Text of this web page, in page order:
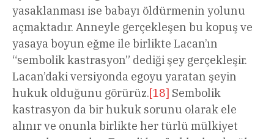
yasaklanması ise babayı öldürmenin yolunu
açmaktadır. Anneyle gerçekleşen bu kopuş ve
yasaya boyun eğme ile birlikte Lacan’ın
“sembolik kastrasyon” dediği şey gerçekleşir.
Lacan’daki versiyonda egoyu yaratan şeyin
hukuk olduğunu görürüz.[18] Sembolik
kastrasyon da bir hukuk sorunu olarak ele
alınır ve onunla birlikte her türlü mülkiyet